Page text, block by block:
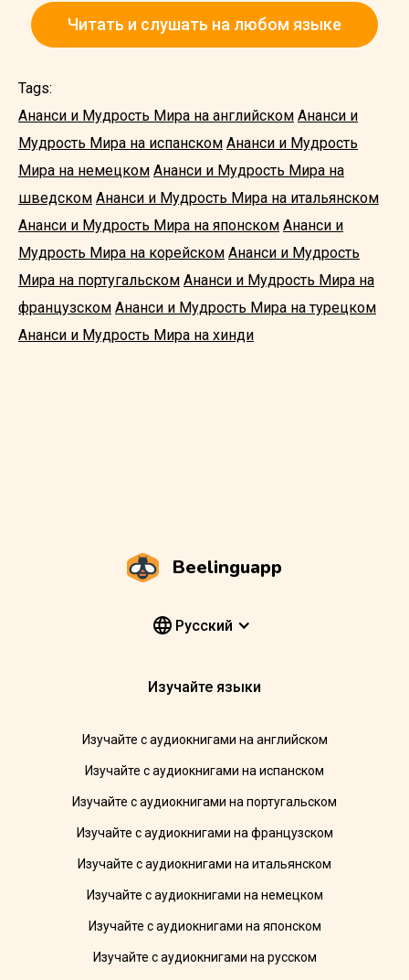
Читать и слушать на любом языке
Tags:
Ананси и Мудрость Мира на английском Ананси и
Мудрость Мира на испанском Ананси и Мудрость
Мира на немецком Ананси и Мудрость Мира на
шведском Ананси и Мудрость Мира на итальянском
Ананси и Мудрость Мира на японском Ананси и
Мудрость Мира на корейском Ананси и Мудрость
Мира на португальском Ананси и Мудрость Мира на
французском Ананси и Мудрость Мира на турецком
Ананси и Мудрость Мира на хинди
Beelinguapp
Pусский
Изучайте языки
Изучайте с аудиокнигами на английском
Изучайте с аудиокнигами на испанском
Изучайте с аудиокнигами на португальском
Изучайте с аудиокнигами на французском
Изучайте с аудиокнигами на итальянском
Изучайте с аудиокнигами на немецком
Изучайте с аудиокнигами на японском
Изучайте с аудиокнигами на русском